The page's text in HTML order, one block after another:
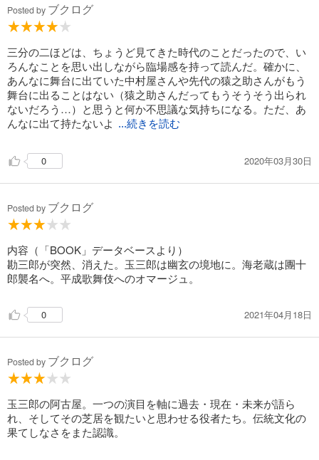
Posted by ブクログ
三分の二ほどは、ちょうど見てきた時代のことだったので、い
ろんなことを思い出しながら臨場感を持って読んだ。確かに、
あんなに舞台に出ていた中村屋さんや先代の猿之助さんがもう
舞台に出ることはない（猿之助さんだってもうそうそう出られ
ないだろう…）と思うと何か不思議な気持ちになる。ただ、あ
んなに出て持たないよ
...続きを読む
0 2020年03月30日
Posted by ブクログ
内容（「BOOK」データベースより）
勘三郎が突然、消えた。玉三郎は幽玄の境地に。海老蔵は團十
郎襲名へ。平成歌舞伎へのオマージュ。
0 2021年04月18日
Posted by ブクログ
玉三郎の阿古屋。一つの演目を軸に過去・現在・未来が語ら
れ、そしてその芝居を観たいと思わせる役者たち。伝統文化の
果てしなさをまた認識。